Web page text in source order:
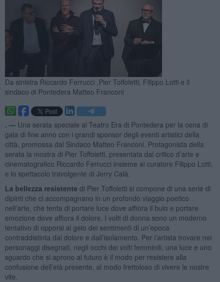
Da sinistra Riccardo Ferrucci ,Pier Toffoletti, Filippo Lotti e il
sindaco di Pontedera Matteo Franconi
. — Una serata speciale al Teatro Era di Pontedera per la cena di
gala di fine anno con i grandi sponsor degli eventi artistici della
città, promossa dal Sindaco Matteo Franconi. Protagonista della
serata la mostra di Pier Toffoletti, presentata dal critico d’arte e
cinematografico Riccardo Ferrucci insieme al curatore Filippo Lotti,
e lo spettacolo travolgente di Jerry Calà.
La bellezza resistente di Pier Toffoletti si compone di una serie di
dipinti che ci accompagnano in un profondo viaggio poetico
nell’arte, che tenta di portare luce dove affiora il buio e portare
emozione dove affiora il dolore. I volti di donna sono un moderno
tentativo di opporsi al gelo dei sentimenti di un’epoca
contraddistinta dal dolore e dall’isolamento. Per l’artista trovare nei
personaggi disegnati, negli occhi dei volti femminili, una luce e uno
sguardo che si aprono al futuro è il modo per resistere alla
confusione dell’età presente, al modo frettoloso di vivere le nostre
vite.